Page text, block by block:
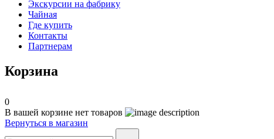
Экскурсии на фабрику
Чайная
Где купить
Контакты
Партнерам
Корзина
0
В вашей корзине нет товаров
Вернуться в магазин